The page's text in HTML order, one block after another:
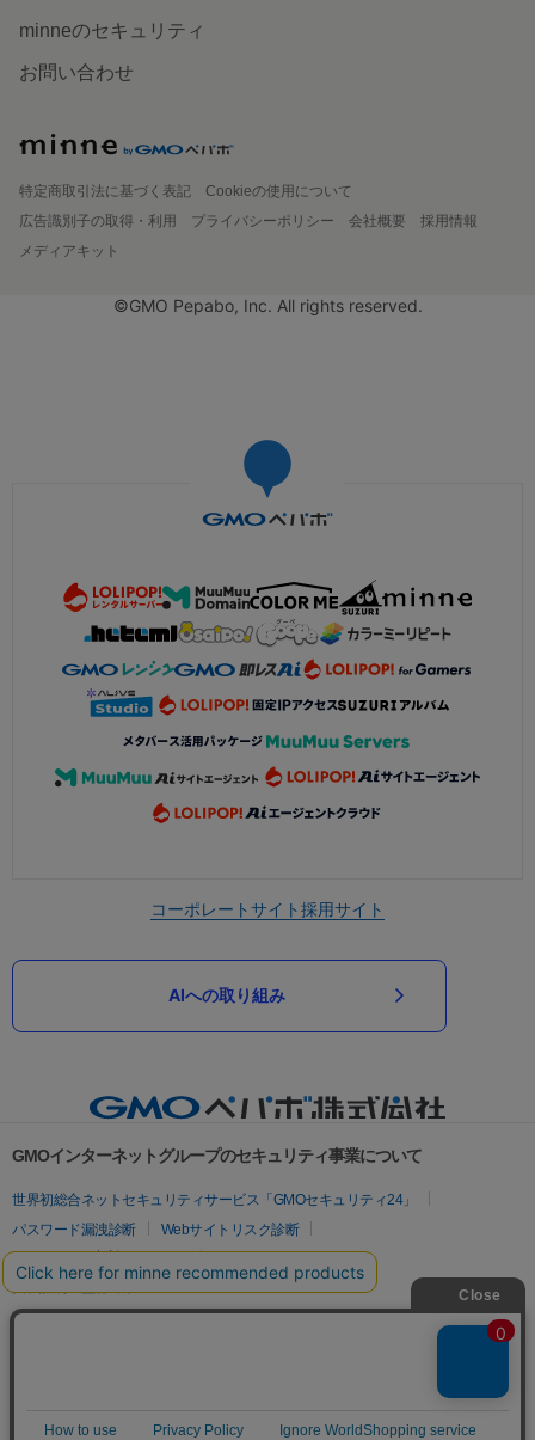
minneのセキュリティ
お問い合わせ
特定商取引法に基づく表記
Cookieの使用について
広告識別子の取得・利用
プライバシーポリシー 会社概要
採用情報
メディアキット
©GMO Pepabo, Inc. All rights reserved.
コーポレートサイト採用サイト
AIへの取り組み
GMOインターネットグループのセキュリティ事業について
世界初総合ネットセキュリティサービス「GMOセキュリティ24」
パスワード漏洩診断
Webサイトリスク診断
セキュリティ相談AIチャットボット
実在証明・盗聴対策
サイバー攻撃対策（GMOサイバーセキュリティ byイエラエ）